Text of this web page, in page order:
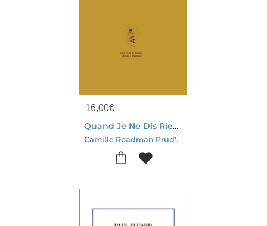
16,00€
Quand Je Ne Dis Rien Je Pense Encore
Camille Readman Prud'homme